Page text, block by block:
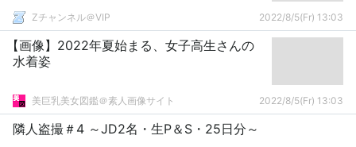
Zチャンネル＠VIP 2022/8/5(Fr) 13:03
【画像】2022年夏始まる、女子高生さんの
水着姿
美巨乳美女図鑑＠素人画像サイト 2022/8/5(Fr) 13:03
隣人盗撮＃4 ～JD2名・生P＆S・25日分～